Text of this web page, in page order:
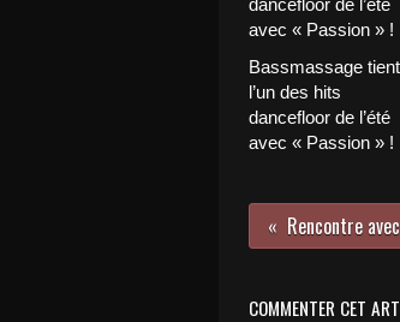
Bassmassage tient
l’un des hits
dancefloor de l’été
avec « Passion » !
COMMENTER CET